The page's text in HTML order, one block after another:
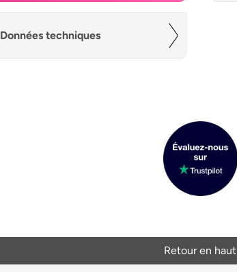
Données techniques
Retour en haut